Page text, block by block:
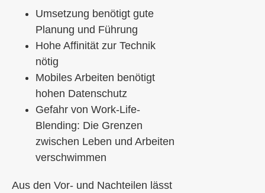
Umsetzung benötigt gute
Planung und Führung
Hohe Affinität zur Technik
nötig
Mobiles Arbeiten benötigt
hohen Datenschutz
Gefahr von Work-Life-
Blending: Die Grenzen
zwischen Leben und Arbeiten
verschwimmen
Aus den Vor- und Nachteilen lässt